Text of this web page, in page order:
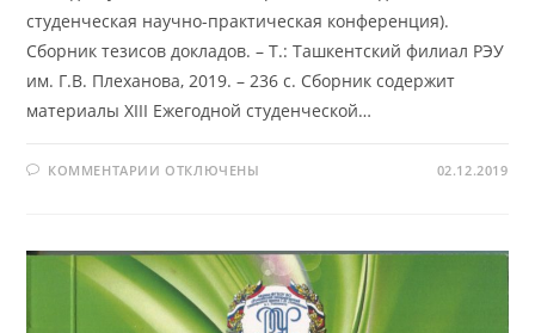
студенческая научно-практическая конференция).
Сборник тезисов докладов. – Т.: Ташкентский филиал РЭУ
им. Г.В. Плеханова, 2019. – 236 с. Сборник содержит
материалы XIII Ежегодной студенческой…
КОММЕНТАРИИ К
ИННОВАТОРЫ
ОТКЛЮЧЕНЫ 02.12.2019